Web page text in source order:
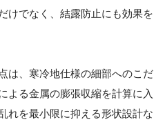
けでなく、結露防止にも効果を
は、寒冷地仕様の細部へのこだ
よる金属の膨張収縮を計算に入
れを最小限に抑える形状設計な